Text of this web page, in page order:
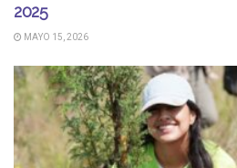
2025
MAYO 15, 2026